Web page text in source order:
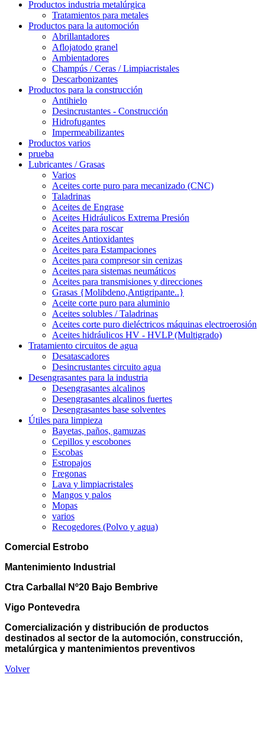
Productos industria metalúrgica
Tratamientos para metales
Productos para la automoción
Abrillantadores
Aflojatodo granel
Ambientadores
Champús / Ceras / Limpiacristales
Descarbonizantes
Productos para la construcción
Antihielo
Desincrustantes - Construcción
Hidrofugantes
Impermeabilizantes
Productos varios
prueba
Lubricantes / Grasas
Varios
Aceites corte puro para mecanizado (CNC)
Taladrinas
Aceites de Engrase
Aceites Hidráulicos Extrema Presión
Aceites para roscar
Aceites Antioxidantes
Aceites para Estampaciones
Aceites para compresor sin cenizas
Aceites para sistemas neumáticos
Aceites para transmisiones y direcciones
Grasas {Molibdeno,Antigripante..}
Aceite corte puro para aluminio
Aceites solubles / Taladrinas
Aceites corte puro dieléctricos máquinas electroerosión
Aceites hidráulicos HV - HVLP (Multigrado)
Tratamiento circuitos de agua
Desatascadores
Desincrustantes circuito agua
Desengrasantes para la industria
Desengrasantes alcalinos
Desengrasantes alcalinos fuertes
Desengrasantes base solventes
Útiles para limpieza
Bayetas, paños, gamuzas
Cepillos y escobones
Escobas
Estropajos
Fregonas
Lava y limpiacristales
Mangos y palos
Mopas
varios
Recogedores (Polvo y agua)
Comercial Estrobo
Mantenimiento Industrial
Ctra Carballal Nº20 Bajo Bembrive
Vigo Pontevedra
Comercialización y distribución de productos
destinados al sector de la automoción, construcción,
metalúrgica y mantenimientos preventivos
Volver